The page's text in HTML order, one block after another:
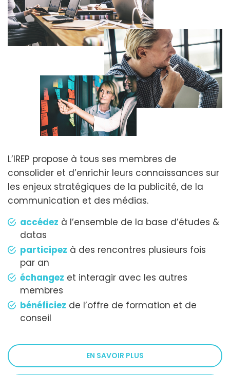
L’IREP propose à tous ses membres de
consolider et d’enrichir leurs connaissances sur
les enjeux stratégiques de la publicité, de la
communication et des médias.
accédez à l’ensemble de la base d’études &
datas
participez à des rencontres plusieurs fois
par an
échangez et interagir avec les autres
membres
bénéficiez de l’offre de formation et de
conseil
EN SAVOIR PLUS